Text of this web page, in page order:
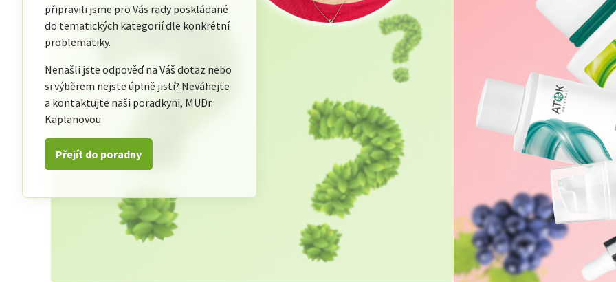
připravili jsme pro Vás rady poskládané
do tematických kategorií dle konkrétní
problematiky.
Nenašli jste odpověď na Váš dotaz nebo
si výběrem nejste úplně jistí? Neváhejte
a kontaktujte naši poradkyni, MUDr.
Kaplanovou
Přejít do poradny